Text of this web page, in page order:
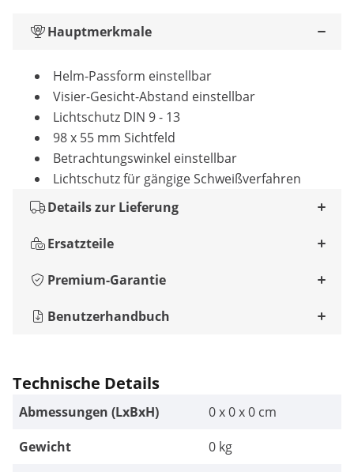
Hauptmerkmale
Helm-Passform einstellbar
Visier-Gesicht-Abstand einstellbar
Lichtschutz DIN 9 - 13
98 x 55 mm Sichtfeld
Betrachtungswinkel einstellbar
Lichtschutz für gängige Schweißverfahren
Details zur Lieferung
Ersatzteile
Premium-Garantie
Benutzerhandbuch
Technische Details
Abmessungen (LxBxH)
0 x 0 x 0 cm
Gewicht
0 kg